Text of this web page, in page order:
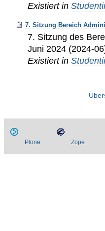
Existiert in
7. Sitzung Bereich
7. Sitzung des
Juni 2024 (2024-
Existiert in
Plone Zope